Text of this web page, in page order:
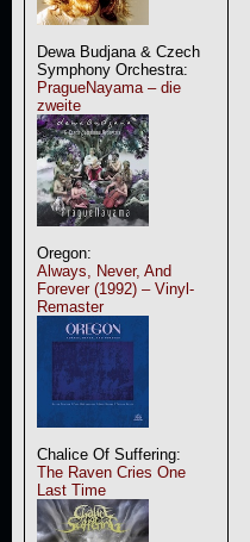
Dewa Budjana & Czech
Symphony Orchestra:
PragueNayama – die
zweite
Oregon:
Always, Never, And
Forever (1992) – Vinyl-
Remaster
Chalice Of Suffering:
The Raven Cries One
Last Time